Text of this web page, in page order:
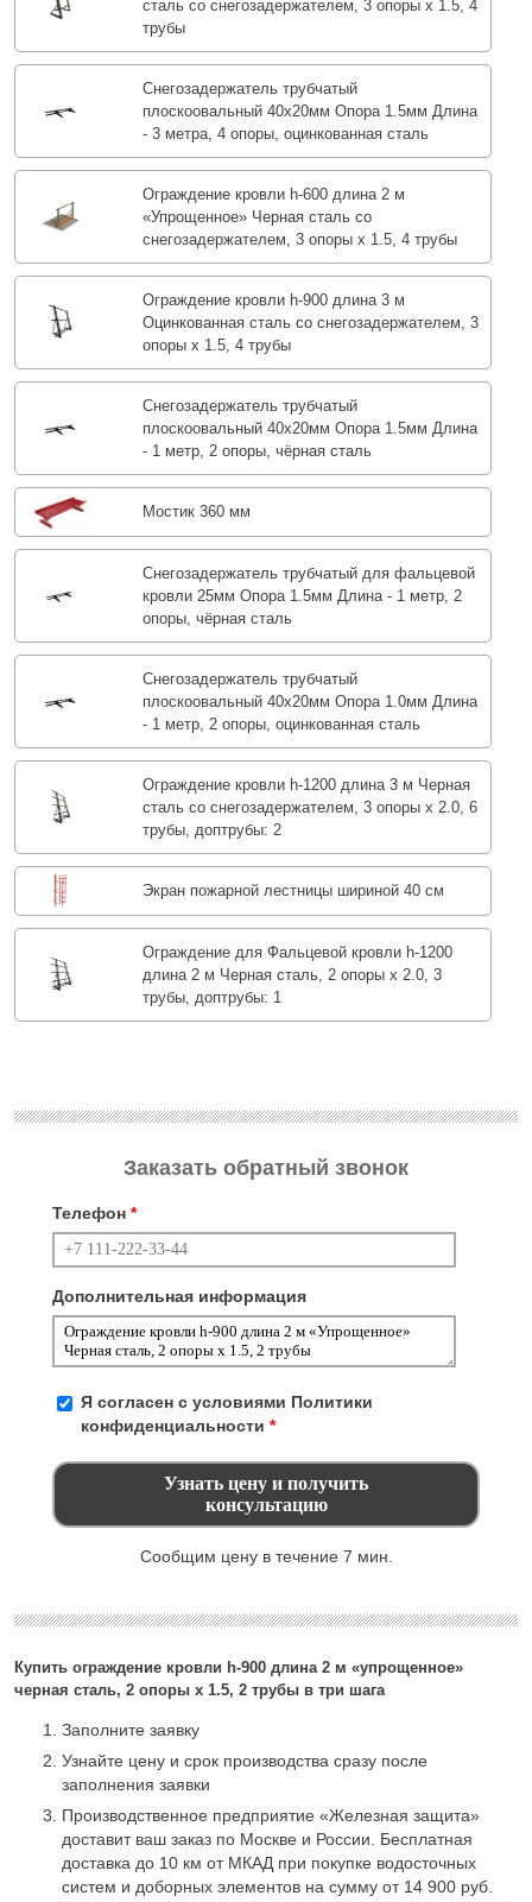
сталь со снегозадержателем, 3 опоры х 1.5, 4
трубы
Снегозадержатель трубчатый
плоскоовальный 40х20мм Опора 1.5мм Длина
- 3 метра, 4 опоры, оцинкованная сталь
Ограждение кровли h-600 длина 2 м
«Упрощенное» Черная сталь со
снегозадержателем, 3 опоры х 1.5, 4 трубы
Ограждение кровли h-900 длина 3 м
Оцинкованная сталь со снегозадержателем, 3
опоры х 1.5, 4 трубы
Снегозадержатель трубчатый
плоскоовальный 40х20мм Опора 1.5мм Длина
- 1 метр, 2 опоры, чёрная сталь
Мостик 360 мм
Снегозадержатель трубчатый для фальцевой
кровли 25мм Опора 1.5мм Длина - 1 метр, 2
опоры, чёрная сталь
Снегозадержатель трубчатый
плоскоовальный 40х20мм Опора 1.0мм Длина
- 1 метр, 2 опоры, оцинкованная сталь
Ограждение кровли h-1200 длина 3 м Черная
сталь со снегозадержателем, 3 опоры х 2.0, 6
трубы, доптрубы: 2
Экран пожарной лестницы шириной 40 см
Ограждение для Фальцевой кровли h-1200
длина 2 м Черная сталь, 2 опоры х 2.0, 3
трубы, доптрубы: 1
Купить ограждение кровли h-900 длина 2 м «упрощенное»
черная сталь, 2 опоры х 1.5, 2 трубы в три шага
Заполните заявку
Узнайте цену и срок производства сразу после
заполнения заявки
Производственное предприятие «Железная защита»
доставит ваш заказ по Москве и России. Бесплатная
доставка до 10 км от МКАД при покупке водосточных
систем и доборных элементов на сумму от 14 900 руб.
Заказать обратный звонок
Телефон *
Дополнительная информация
Я согласен с условиями Политики
конфиденциальности *
Сообщим цену в течение 7 мин.